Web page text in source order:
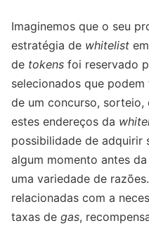
Imaginemos que o seu
estratégia de whitelist
de tokens foi reservado
selecionados que
de um concurso,
estes endereços da
possibilidade de adquirir
algum momento antes
uma variedade de
relacionadas com a
taxas de gas,